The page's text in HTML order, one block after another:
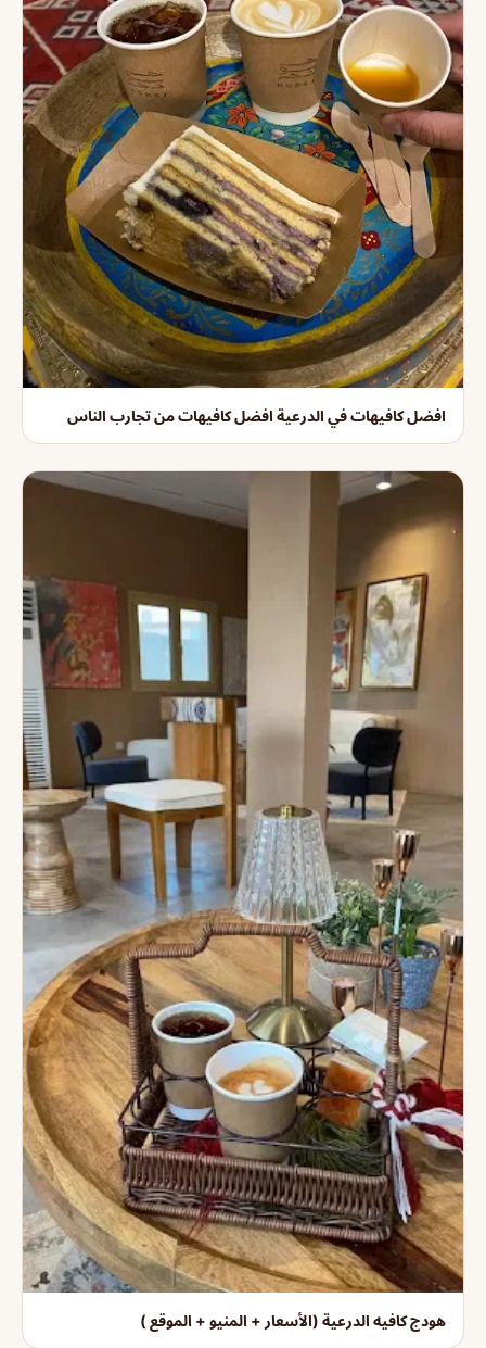
افضل كافيهات في الدرعية افضل كافيهات من تجارب الناس
هودج كافيه الدرعية (الأسعار + المنيو + الموقع )